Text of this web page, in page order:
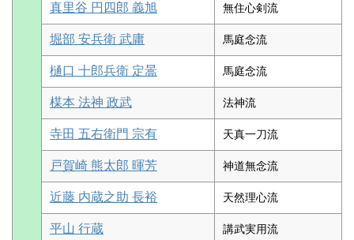
真里谷 円四郎 義旭 無住心剣流
堀部 安兵衛 武庸 馬庭念流
樋口 十郎兵衛 定暠 馬庭念流
楳本 法神 政武 法神流
寺田 五右衛門 宗有 天真一刀流
戸賀崎 熊太郎 暉芳 神道無念流
近藤 内蔵之助 長裕 天然理心流
平山 行蔵 講武実用流